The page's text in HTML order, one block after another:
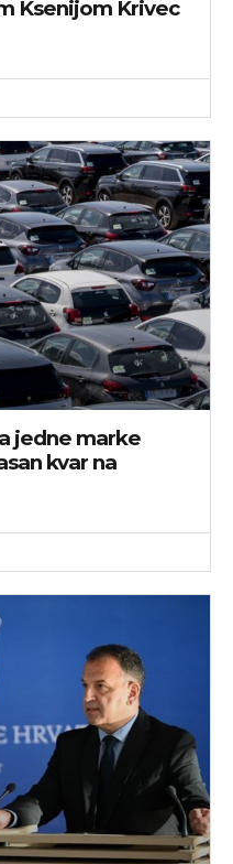
Ksenijom Krivec
jedne marke
kvar na